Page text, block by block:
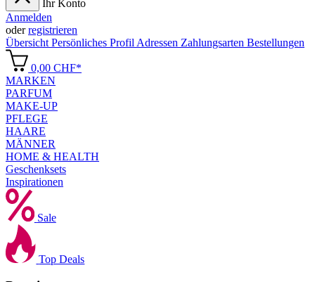
Ihr Konto
Anmelden
oderregistrieren
Übersicht Persönliches Profil Adressen Zahlungsarten Bestellungen
0,00 CHF*
MARKEN
PARFUM
MAKE-UP
PFLEGE
HAARE
MÄNNER
HOME & HEALTH
Geschenksets
Inspirationen
Sale
Top Deals